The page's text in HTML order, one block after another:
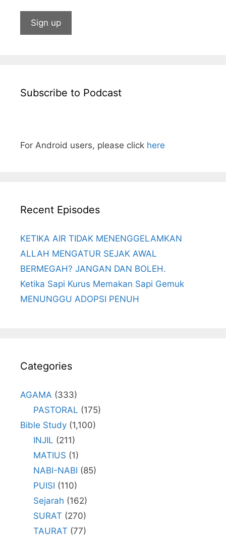
Subscribe to Podcast
For Android users, please click here
Recent Episodes
KETIKA AIR TIDAK MENENGGELAMKAN
ALLAH MENGATUR SEJAK AWAL
BERMEGAH? JANGAN DAN BOLEH.
Ketika Sapi Kurus Memakan Sapi Gemuk
MENUNGGU ADOPSI PENUH
Categories
AGAMA (333)
PASTORAL (175)
Bible Study (1,100)
INJIL (211)
MATIUS (1)
NABI-NABI (85)
PUISI (110)
Sejarah (162)
SURAT (270)
TAURAT (77)